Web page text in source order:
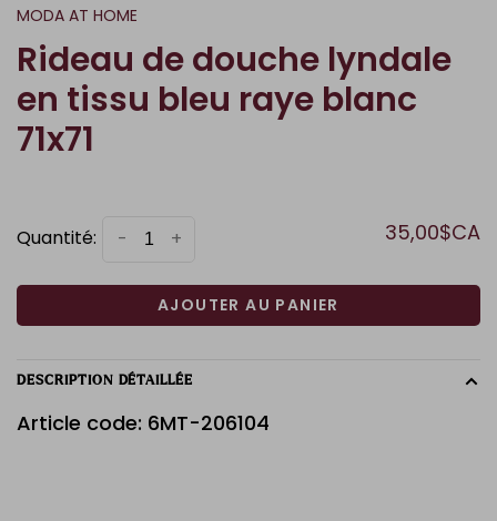
MODA AT HOME
Rideau de douche lyndale
en tissu bleu raye blanc
71x71
Quantité: +
- 35,00$CA
AJOUTER AU PANIER
DESCRIPTION DÉTAILLÉE
Article code: 6MT-206104